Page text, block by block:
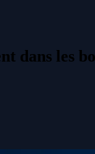
dans les